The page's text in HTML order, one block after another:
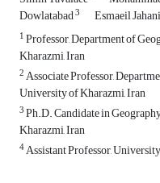
Dowlatabad3 Esmaeil
1Professor, Department of
Kharazmi, Iran
2Associate Professor,
University of Kharazmi, Iran
3Ph.D. Candidate in
Kharazmi, Iran
4Assistant Professor,